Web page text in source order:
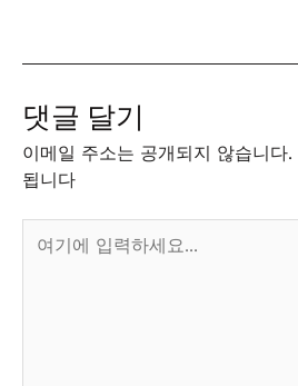
댓글 달기
이메일 주소는 공개되지 않습니다.
됩니다